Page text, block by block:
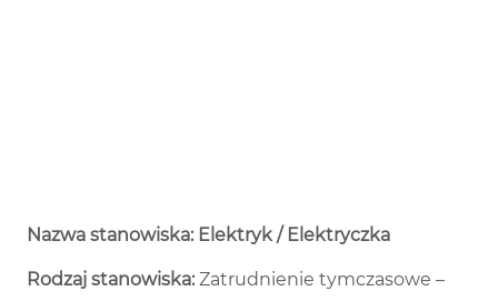
Nazwa stanowiska: Elektryk / Elektryczka
Rodzaj stanowiska:Zatrudnienie tymczasowe –